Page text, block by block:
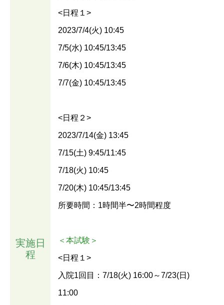
実施日
程
<日程１>
2023/7/4(火) 10:45
7/5(水) 10:45/13:45
7/6(木) 10:45/13:45
7/7(金) 10:45/13:45
<日程２>
2023/7/14(金) 13:45
7/15(土) 9:45/11:45
7/18(火) 10:45
7/20(木) 10:45/13:45
所要時間：1時間半〜2時間程度
＜本試験＞
<日程１>
入院1回目：7/18(火) 16:00～7/23(日)
11:00